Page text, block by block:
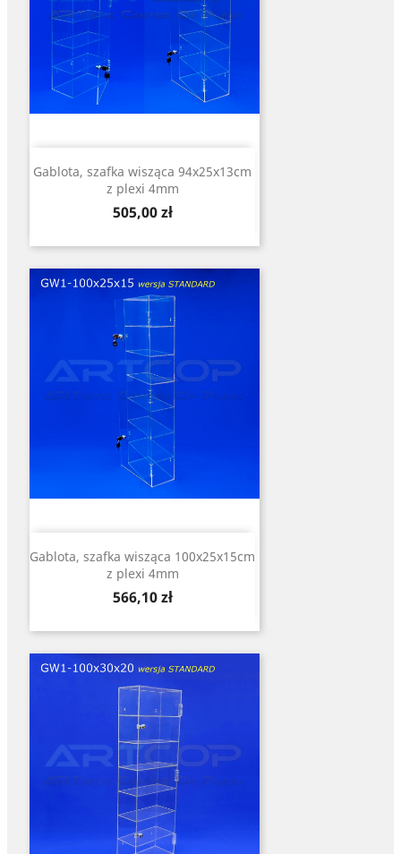
Gablota, szafka wisząca 94x25x13cm
z plexi 4mm
Cena
505,00 zł
Gablota, szafka wisząca 100x25x15cm
z plexi 4mm
Cena
566,10 zł